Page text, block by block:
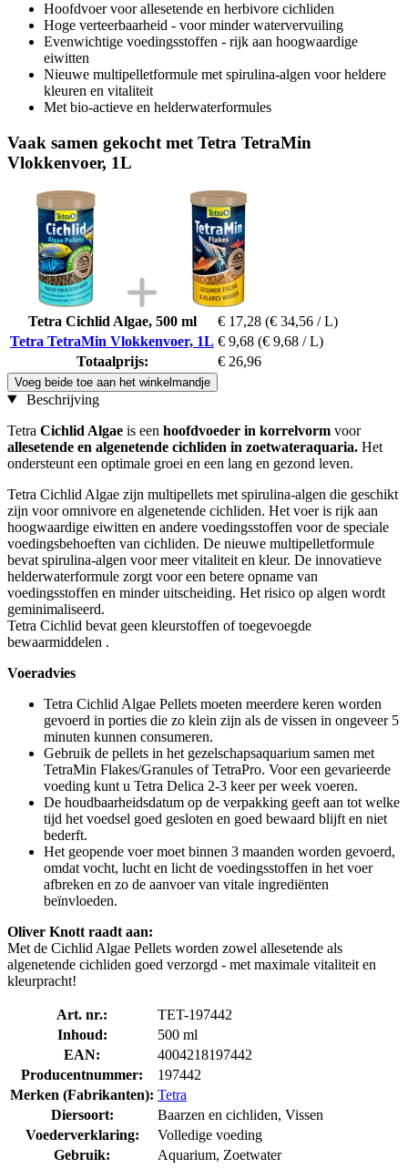
Hoofdvoer voor allesetende en herbivore cichliden
Hoge verteerbaarheid - voor minder watervervuiling
Evenwichtige voedingsstoffen - rijk aan hoogwaardige
eiwitten
Nieuwe multipelletformule met spirulina-algen voor heldere
kleuren en vitaliteit
Met bio-actieve en helderwaterformules
Vaak samen gekocht met Tetra TetraMin
Vlokkenvoer, 1L
Tetra Cichlid Algae, 500 ml € 17,28 (€ 34,56 / L)
Tetra TetraMin Vlokkenvoer, 1L € 9,68 (€ 9,68 / L)
Totaalprijs:
€ 26,96
Voeg beide toe aan het winkelmandje
Beschrijving
Tetra Cichlid Algae is een hoofdvoeder in korrelvorm voor
allesetende en algenetende cichliden in zoetwateraquaria. Het
ondersteunt een optimale groei en een lang en gezond leven.
Tetra Cichlid Algae zijn multipellets met spirulina-algen die geschikt
zijn voor omnivore en algenetende cichliden. Het voer is rijk aan
hoogwaardige eiwitten en andere voedingsstoffen voor de speciale
voedingsbehoeften van cichliden. De nieuwe multipelletformule
bevat spirulina-algen voor meer vitaliteit en kleur. De innovatieve
helderwaterformule zorgt voor een betere opname van
voedingsstoffen en minder uitscheiding. Het risico op algen wordt
geminimaliseerd.
Tetra Cichlid bevat geen kleurstoffen of toegevoegde
bewaarmiddelen .
Voeradvies
Tetra Cichlid Algae Pellets moeten meerdere keren worden
gevoerd in porties die zo klein zijn als de vissen in ongeveer 5
minuten kunnen consumeren.
Gebruik de pellets in het gezelschapsaquarium samen met
TetraMin Flakes/Granules of TetraPro. Voor een gevarieerde
voeding kunt u Tetra Delica 2-3 keer per week voeren.
De houdbaarheidsdatum op de verpakking geeft aan tot welke
tijd het voedsel goed gesloten en goed bewaard blijft en niet
bederft.
Het geopende voer moet binnen 3 maanden worden gevoerd,
omdat vocht, lucht en licht de voedingsstoffen in het voer
afbreken en zo de aanvoer van vitale ingrediënten
beïnvloeden.
Oliver Knott raadt aan:
Met de Cichlid Algae Pellets worden zowel allesetende als
algenetende cichliden goed verzorgd - met maximale vitaliteit en
kleurpracht!
Art. nr.:
TET-197442
Inhoud:
500 ml
EAN:
4004218197442
Producentnummer:
197442
Merken (Fabrikanten): Tetra
Diersoort:
Baarzen en cichliden, Vissen
Voederverklaring:
Volledige voeding
Gebruik:
Aquarium, Zoetwater